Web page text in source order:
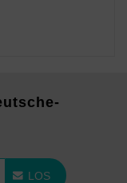
LOS